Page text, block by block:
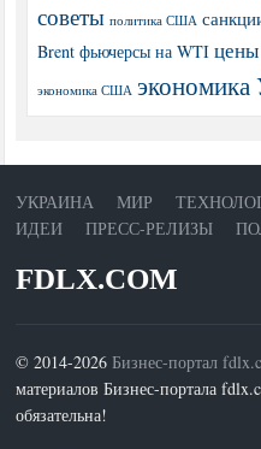
советы политика США
Brent фьючерсы на WTI
экономика США
УКРАИНА МИР
ИДЕИ
ПРЕСС-РЕЛИЗЫ
FDLX.COM
© 2014-2026Бизнес-портал
материалов Бизнес-портала
обязательна!